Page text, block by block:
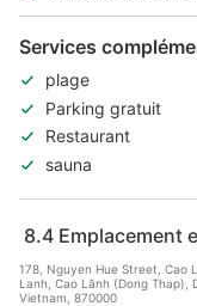
Services
plage
Parking gratuit
Restaurant
sauna
8.4 Emplacement
178, Nguyen Hue Street, Cao
Lanh, Cao Lãnh (Dong Thap),
Vietnam, 870000